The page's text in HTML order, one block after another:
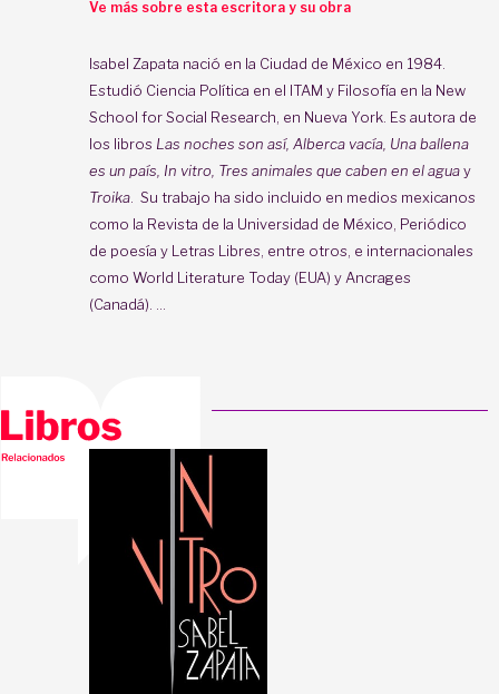
Ve más sobre esta escritora y su obra
Isabel Zapata nació en la Ciudad de México en 1984.
Estudió Ciencia Política en el ITAM y Filosofía en la New
School for Social Research, en Nueva York. Es autora de
los libros Las noches son así, Alberca vacía, Una ballena
es un país, In vitro, Tres animales que caben en el aguay
Troika . Su trabajo ha sido incluido en medios mexicanos
como la Revista de la Universidad de México, Periódico
de poesía y Letras Libres, entre otros, e internacionales
como World Literature Today (EUA) y Ancrages
(Canadá). ...